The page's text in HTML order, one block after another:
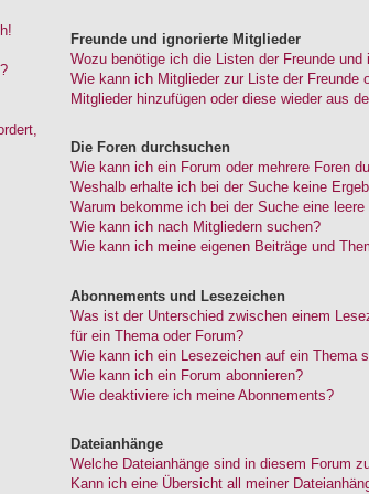
Freunde und ignorierte Mitglieder
Wozu benötige ich die Listen der Freunde und
Wie kann ich Mitglieder zur Liste der Freunde
Mitglieder hinzufügen oder diese wieder aus
Die Foren durchsuchen
Wie kann ich ein Forum oder mehrere Foren
Weshalb erhalte ich bei der Suche keine
Warum bekomme ich bei der Suche eine leere
Wie kann ich nach Mitgliedern suchen?
Wie kann ich meine eigenen Beiträge und
Abonnements und Lesezeichen
Was ist der Unterschied zwischen einem
für ein Thema oder Forum?
Wie kann ich ein Lesezeichen auf ein Thema
Wie kann ich ein Forum abonnieren?
Wie deaktiviere ich meine Abonnements?
Dateianhänge
Welche Dateianhänge sind in diesem Forum
Kann ich eine Übersicht all meiner